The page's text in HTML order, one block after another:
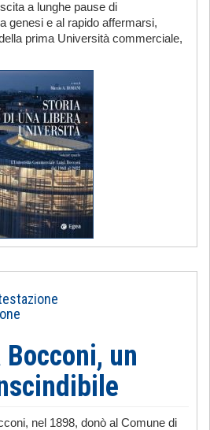
a lunghe pause di
genesi e al rapido affermarsi,
prima Università commerciale,
un
nel 1898, donò al Comune di